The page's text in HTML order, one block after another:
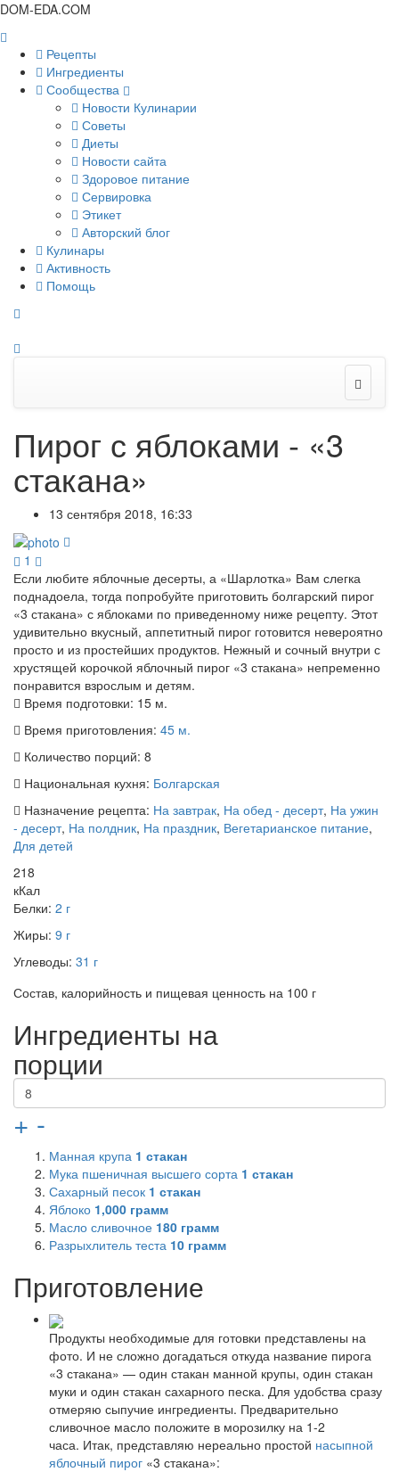
DOM-EDA.COM
Рецепты
Ингредиенты
Сообщества
Новости Кулинарии
Советы
Диеты
Новости сайта
Здоровое питание
Сервировка
Этикет
Авторский блог
Кулинары
Активность
Помощь
Пирог с яблоками - «3
стакана»
13 сентября 2018, 16:33
1
Если любите яблочные десерты, а «Шарлотка» Вам слегка
поднадоела, тогда попробуйте приготовить болгарский пирог
«3 стакана» с яблоками по приведенному ниже рецепту. Этот
удивительно вкусный, аппетитный пирог готовится невероятно
просто и из простейших продуктов. Нежный и сочный внутри с
хрустящей корочкой яблочный пирог «3 стакана» непременно
понравится взрослым и детям.
Время подготовки: 15 м.
Время приготовления: 45 м.
Количество порций: 8
Национальная кухня: Болгарская
Назначение рецепта: На завтрак, На обед - десерт, На ужин
- десерт, На полдник, На праздник, Вегетарианское питание,
Для детей
218
кКал
Белки: 2 г
Жиры: 9 г
Углеводы: 31 г
Состав, калорийность и пищевая ценность на 100 г
Ингредиенты на
порции
+ -
Манная крупа 1 стакан
Мука пшеничная высшего сорта 1 стакан
Сахарный песок 1 стакан
Яблоко 1,000 грамм
Масло сливочное 180 грамм
Разрыхлитель теста 10 грамм
Приготовление
Продукты необходимые для готовки представлены на
фото. И не сложно догадаться откуда название пирога
«3 стакана» — один стакан манной крупы, один стакан
муки и один стакан сахарного песка. Для удобства сразу
отмеряю сыпучие ингредиенты. Предварительно
сливочное масло положите в морозилку на 1-2
часа. Итак, представляю нереально простой насыпной
яблочный пирог «3 стакана»: